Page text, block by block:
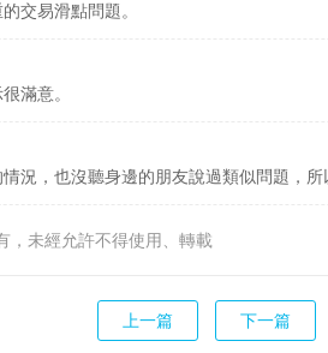
交易滑點問題。
滿意。
況，也沒聽身邊的朋友說過類似問題，所
，未經允許不得使用、轉載
上一篇 下一篇